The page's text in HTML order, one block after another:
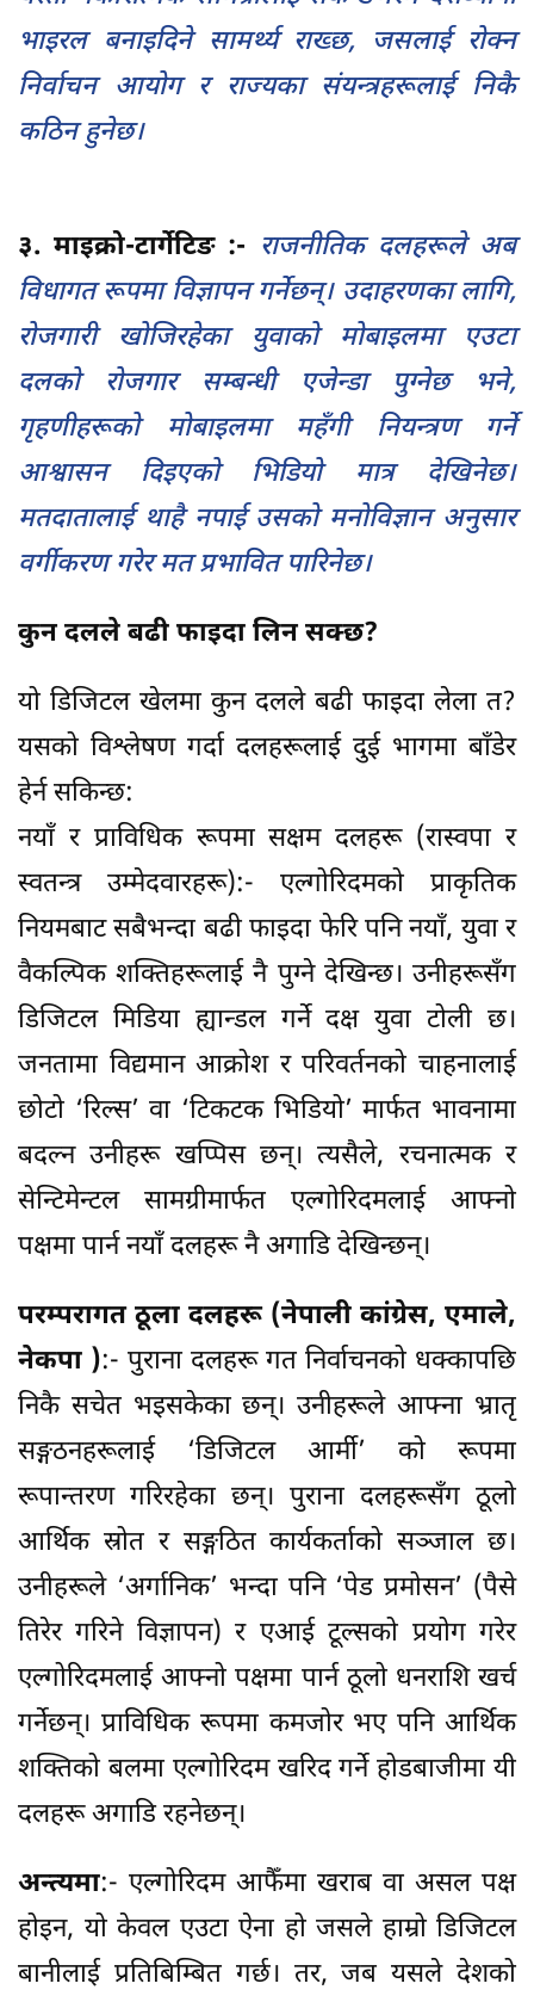
भाइरल बनाइदिने सामर्थ्य राख्छ, जसलाई रोक्न
निर्वाचन आयोग र राज्यका संयन्त्रहरूलाई निकै
कठिन हुनेछ।
३. माइक्रो-टार्गेटिङ :- राजनीतिक दलहरूले अब
विधागत रूपमा विज्ञापन गर्नेछन्। उदाहरणका लागि,
रोजगारी खोजिरहेका युवाको मोबाइलमा एउटा
दलको रोजगार सम्बन्धी एजेन्डा पुग्नेछ भने,
गृहणीहरूको मोबाइलमा महँगी नियन्त्रण गर्ने
आश्वासन दिइएको भिडियो मात्र देखिनेछ।
मतदातालाई थाहै नपाई उसको मनोविज्ञान अनुसार
वर्गीकरण गरेर मत प्रभावित पारिनेछ।
कुन दलले बढी फाइदा लिन सक्छ?
यो डिजिटल खेलमा कुन दलले बढी फाइदा लेला त?
यसको विश्लेषण गर्दा दलहरूलाई दुई भागमा बाँडेर
हेर्न सकिन्छ:
नयाँ र प्राविधिक रूपमा सक्षम दलहरू (रास्वपा र
स्वतन्त्र उम्मेदवारहरू):- एल्गोरिदमको प्राकृतिक
नियमबाट सबैभन्दा बढी फाइदा फेरि पनि नयाँ, युवा र
वैकल्पिक शक्तिहरूलाई नै पुग्ने देखिन्छ। उनीहरूसँग
डिजिटल मिडिया ह्यान्डल गर्ने दक्ष युवा टोली छ।
जनतामा विद्यमान आक्रोश र परिवर्तनको चाहनालाई
छोटो ‘रिल्स’ वा ‘टिकटक भिडियो’ मार्फत भावनामा
बदल्न उनीहरू खप्पिस छन्। त्यसैले, रचनात्मक र
सेन्टिमेन्टल सामग्रीमार्फत एल्गोरिदमलाई आफ्नो
पक्षमा पार्न नयाँ दलहरू नै अगाडि देखिन्छन्।
परम्परागत ठूला दलहरू (नेपाली कांग्रेस, एमाले,
नेकपा ):- पुराना दलहरू गत निर्वाचनको धक्कापछि
निकै सचेत भइसकेका छन्। उनीहरूले आफ्ना भ्रातृ
सङ्गठनहरूलाई ‘डिजिटल आर्मी’ को रूपमा
रूपान्तरण गरिरहेका छन्। पुराना दलहरूसँग ठूलो
आर्थिक स्रोत र सङ्गठित कार्यकर्ताको सञ्जाल छ।
उनीहरूले ‘अर्गानिक’ भन्दा पनि ‘पेड प्रमोसन’ (पैसे
तिरेर गरिने विज्ञापन) र एआई टूल्सको प्रयोग गरेर
एल्गोरिदमलाई आफ्नो पक्षमा पार्न ठूलो धनराशि खर्च
गर्नेछन्। प्राविधिक रूपमा कमजोर भए पनि आर्थिक
शक्तिको बलमा एल्गोरिदम खरिद गर्ने होडबाजीमा यी
दलहरू अगाडि रहनेछन्।
अन्त्यमा:- एल्गोरिदम आफैँमा खराब वा असल पक्ष
होइन, यो केवल एउटा ऐना हो जसले हाम्रो डिजिटल
बानीलाई प्रतिबिम्बित गर्छ। तर, जब यसले देशको